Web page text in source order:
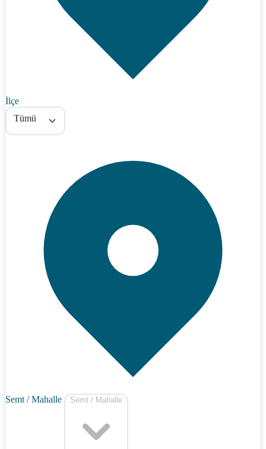
İlçe
Tümü
Semt / Mahalle Semt / Mahalle